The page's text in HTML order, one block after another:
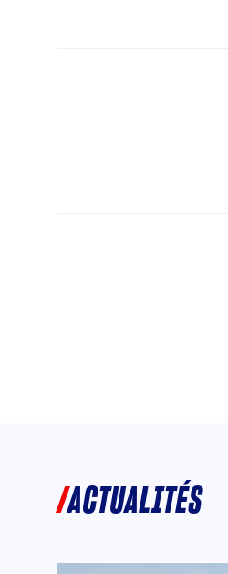
ACTUALITÉS